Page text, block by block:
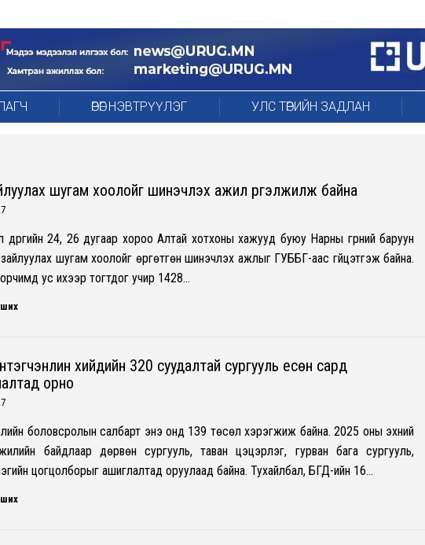
ӨРӨГ НЭВТРҮҮЛЭГ УЛС ТӨРИЙН ЗАДЛАН
шугам хоолойг шинэчлэх ажил үргэлжилж байна
дүүргийн 24, 26 дугаар хороо Алтай хотхоны хажууд буюу Нарны гүүрний баруун
шугам хоолойг өргөтгөн шинэчлэх ажлыг ГУББГ-аас гүйцэтгэж байна.
ус ихээр тогтдог учир 1428…
хийдийн 320 суудалтай сургууль есөн сард
орно
боловсролын салбарт энэ онд 139 төсөл хэрэгжиж байна. 2025 оны эхний
байдлаар дөрвөн сургууль, таван цэцэрлэг, гурван бага сургууль,
цогцолборыг ашиглалтад оруулаад байна. Тухайлбал, БГД-ийн 16…